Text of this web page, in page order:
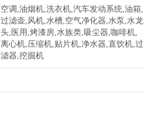
空调,油烟机,洗衣机,汽车发动系统,油箱,
过滤壶,风机,水槽,空气净化器,水泵,水龙
头,医用,烤漆房,水族类,吸尘器,咖啡机,
离心机,压缩机,贴片机,净水器,直饮机,过
滤器,挖掘机